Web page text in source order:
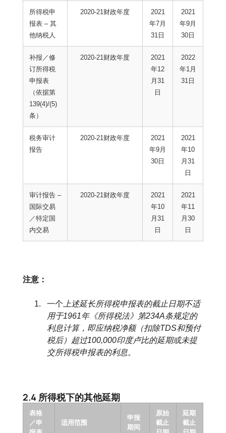
所得税申
报表 – 其
他纳税人
2020-21财政年度
2021
年7月
31日
2021
年9月
30日
补报／修
订所得税
申报表
（依据第
139(4)/(5)
条）
2020-21财政年度
2021
年12
月31
日
2022
年1月
31日
税务审计
报告
2020-21财政年度
2021
年9月
30日
2021
年10
月31
日
审计报告 –
国际交易
／特定国
内交易
2020-21财政年度
2021
年10
月31
日
2021
年11
月30
日
注意：
一个 上述延长所得税申报表的截止日期不适
用于1961年《所得税法》第234A条规定的
利息计算，即应纳税净额（扣除TDS和预付
税后）超过100,000印度卢比的延期或未提
交所得税申报表的利息。
2.4 所得税下的其他延期
表格
／申
适用范围
申报
期间
原始
截止
延期
截止